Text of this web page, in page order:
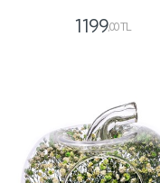
1199,00 TL